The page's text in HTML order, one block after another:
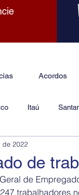
Acordos
Itaú
de
de 2022
de
trabalhadores